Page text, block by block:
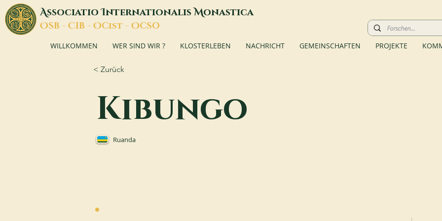
AssociatioInternationalisMonastica
OSB - CIB - OCist - OCSO
WILLKOMMEN WER SIND WIR ? KLOSTERLEBEN NACHRICHT GEMEINSCHAFTEN PROJEKTE
< Zurück
Kibungo
Ruanda